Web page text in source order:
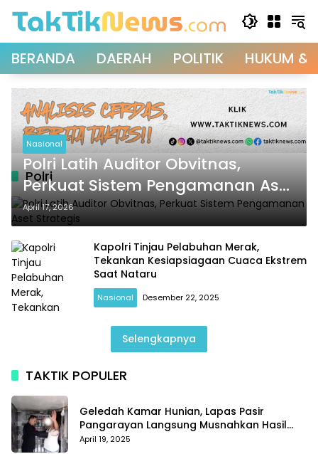
BERANDA DAERAH POLITIK HUKUM &
Polri
Nasional
Polri Latih Auditor Obvitnas,
Perkuat Sistem Pengamanan Aset
Strategis
April 17, 2026
Kapolri Tinjau Pelabuhan Merak,
Tekankan Kesiapsiagaan Cuaca Ekstrem
Saat Nataru
Nasional Desember 22, 2025
Selengkapnya
TAKTIK POPULER
Geledah Kamar Hunian, Lapas Pasir
Pangarayan Langsung Musnahkan Hasil
Temuan
April 19, 2025